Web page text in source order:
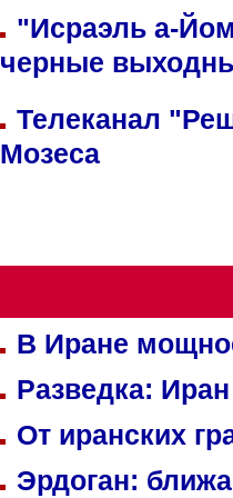
"Исраэль а-
черные
Телеканал
Мозеса
В Иране
Разведка:
От иранских
Эрдоган: